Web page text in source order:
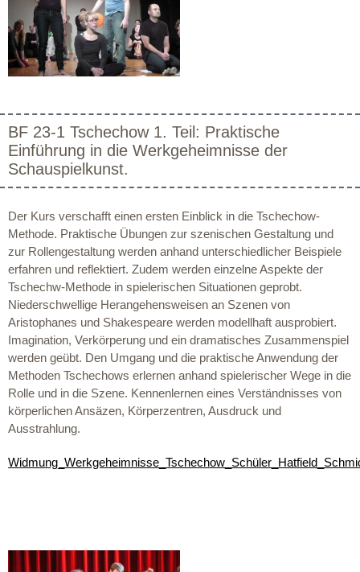
BF 23-1 Tschechow 1. Teil: Praktische
Einführung in die Werkgeheimnisse der
Schauspielkunst.
Der Kurs verschafft einen ersten Einblick in die Tschechow-
Methode. Praktische Übungen zur szenischen Gestaltung und
zur Rollengestaltung werden anhand unterschiedlicher Beispiele
erfahren und reflektiert. Zudem werden einzelne Aspekte der
Tschechw-Methode in spielerischen Situationen geprobt.
Niederschwellige Herangehensweisen an Szenen von
Aristophanes und Shakespeare werden modellhaft ausprobiert.
Imagination, Verkörperung und ein dramatisches Zusammenspiel
werden geübt. Den Umgang und die praktische Anwendung der
Methoden Tschechows erlernen anhand spielerischer Wege in die
Rolle und in die Szene. Kennenlernen eines Verständnisses von
körperlichen Ansäzen, Körperzentren, Ausdruck und
Ausstrahlung.